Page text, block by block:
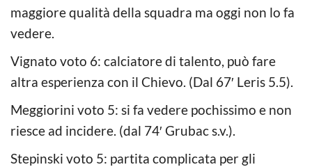
maggiore qualità della squadra ma oggi non lo fa
vedere.
Vignato voto 6: calciatore di talento, può fare
altra esperienza con il Chievo. (Dal 67′ Leris 5.5).
Meggiorini voto 5: si fa vedere pochissimo e non
riesce ad incidere. (dal 74′ Grubac s.v.).
Stepinski voto 5: partita complicata per gli